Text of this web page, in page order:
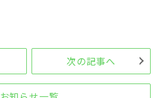
次の記事へ